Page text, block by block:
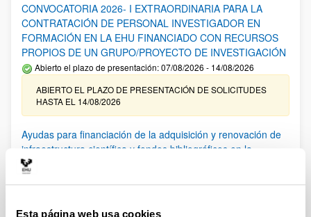
Esta página web usa cookies
CONVOCATORIA 2026- I EXTRAORDINARIA PARA LA
CONTRATACIÓN DE PERSONAL INVESTIGADOR EN
FORMACIÓN EN LA EHU FINANCIADO CON RECURSOS
PROPIOS DE UN GRUPO/PROYECTO DE INVESTIGACIÓN
Abierto el plazo de presentación: 07/08/2026 - 14/08/2026
ABIERTO EL PLAZO DE PRESENTACIÓN DE SOLICITUDES
HASTA EL 14/08/2026
Ayudas para financiación de la adquisición y renovación de
infraestructura científica y fondos bibliográficos en la
UPV/EHU 2026
solicitudes admitidas y excluidas. 23/03/2026: Relación